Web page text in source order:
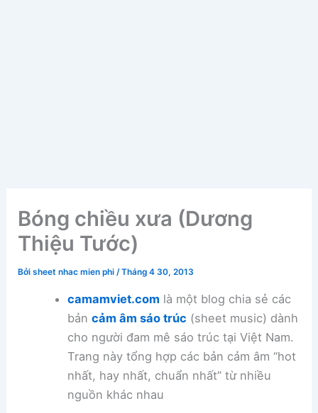
Bóng chiều xưa (Dương
Thiệu Tước)
Bởisheet nhac mien phi/Tháng 4 30, 2013
camamviet.com là một blog chia sẻ các
bản cảm âm sáo trúc (sheet music) dành
cho người đam mê sáo trúc tại Việt Nam.
Trang này tổng hợp các bản cảm âm “hot
nhất, hay nhất, chuẩn nhất” từ nhiều
nguồn khác nhau